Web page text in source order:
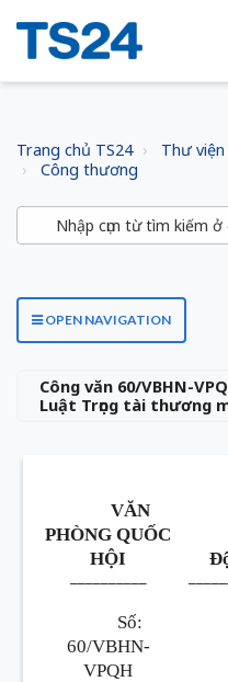
Trang chủ TS24 Thư viện
Công thương
OPEN NAVIGATION
Công văn 60/VBHN-
Luật Trọng tài thương
VĂN
PHÒNG QUỐC
HỘI
Số:
60/VBHN-
VPQH